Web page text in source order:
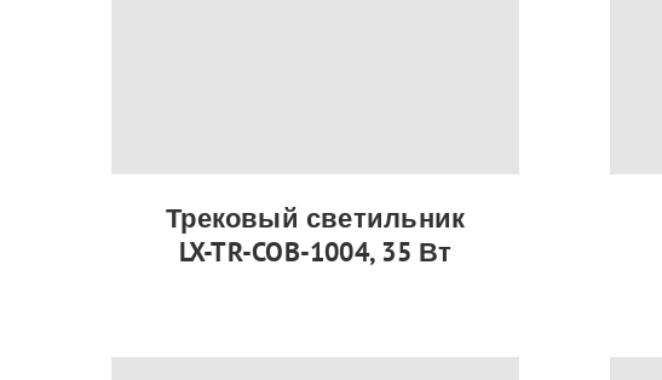
Трековый светильник
LX-TR-COB-1004, 35 Вт